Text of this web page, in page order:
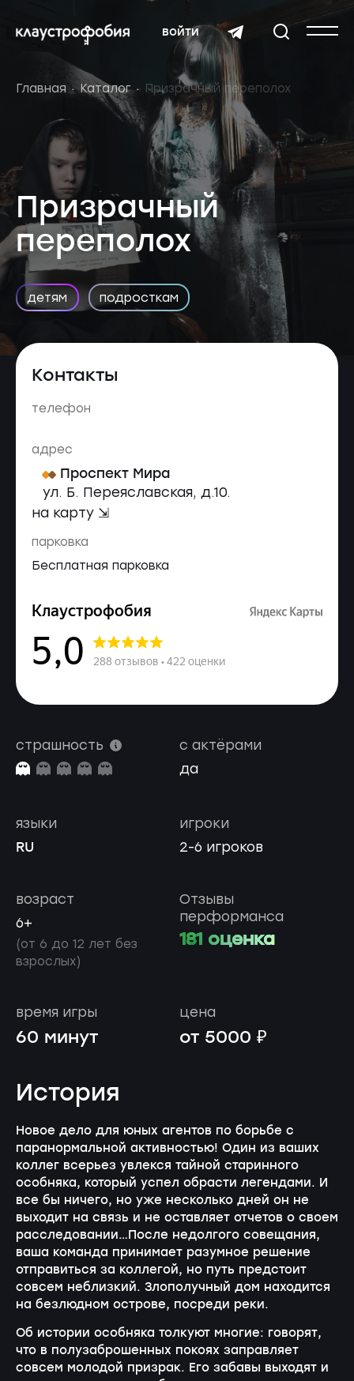
войти
Главная Каталог Призрачный переполох
Призрачный
переполох
детям подросткам
Контакты
телефон
адрес
Проспект Мира
ул. Б. Переяславская, д.10.
на карту ⇲
парковка
Бесплатная парковка
страшность
с актёрами
да
игроки
2-6 игроков
языки
RU
возраст
6+
(от 6 до 12 лет без
взрослых)
Отзывы
перформанса
181 оценка
время игры
60 минут
цена
от 5000 ₽
История
Новое дело для юных агентов по борьбе с
паранормальной активностью! Один из ваших
коллег всерьез увлекся тайной старинного
особняка, который успел обрасти легендами. И
все бы ничего, но уже несколько дней он не
выходит на связь и не оставляет отчетов о своем
расследовании…После недолгого совещания,
ваша команда принимает разумное решение
отправиться за коллегой, но путь предстоит
совсем неблизкий. Злополучный дом находится
на безлюдном острове, посреди реки.
Об истории особняка толкуют многие: говорят,
что в полузаброшенных покоях заправляет
совсем молодой призрак. Его забавы выходят и